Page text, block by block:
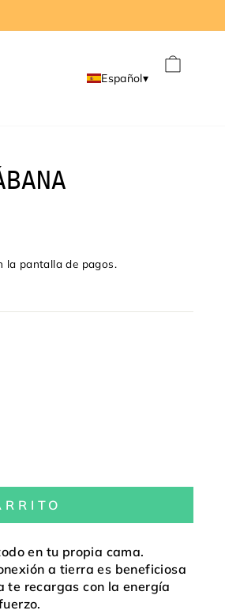
Español▾
la pantalla de pagos.
en tu propia cama.
a tierra es beneficiosa
te recargas con la energía